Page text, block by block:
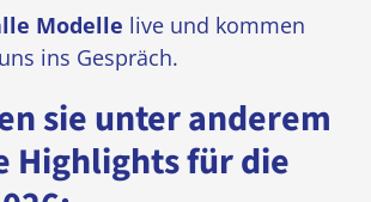
Modelle live und kommen
ins Gespräch.
sie unter anderem
Highlights für die